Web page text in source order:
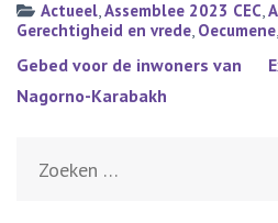
Actueel,Assemblee 2023 CEC,
Gerechtigheid en vrede, Oecumene,
Bericht
navigatie
Gebed voor de inwoners van
Nagorno-Karabakh